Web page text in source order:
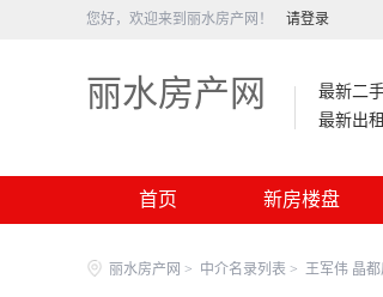
您好，欢迎来到丽水房产网！ 请登录
丽水房产网
最新二
最新出
首页 新房楼盘
丽水房产网 > 中介名录列表 > 王军伟 晶